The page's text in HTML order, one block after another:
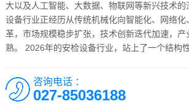
大以及人工智能、大数据、物联网等新兴技术
设备行业正经历从传统机械化向智能化、网络化
革，市场规模稳步扩张，技术创新迭代加速，
熟。 2026年的安检设备行业，站上了一个结构性
咨询电话 ：
027-85036188